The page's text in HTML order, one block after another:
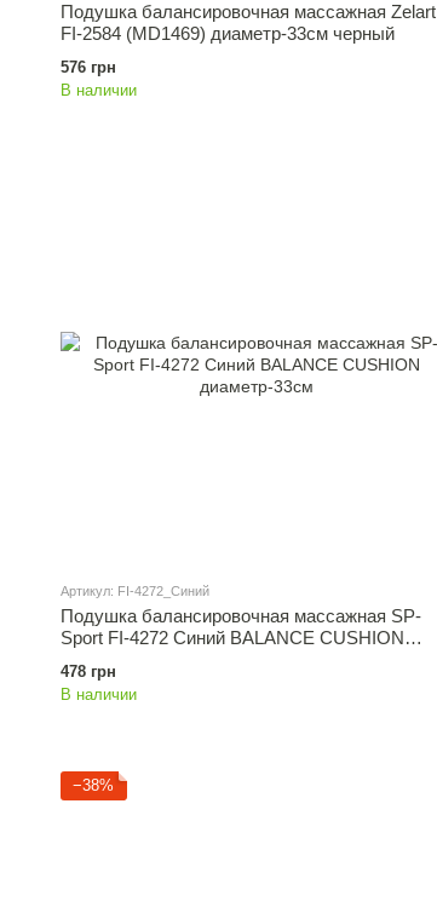
Подушка балансировочная массажная Zelart
FI-2584 (MD1469) диаметр-33см черный
576 грн
В наличии
Артикул: FI-4272_Синий
Подушка балансировочная массажная SP-
Sport FI-4272 Синий BALANCE CUSHION
478 грн
В наличии
−38%